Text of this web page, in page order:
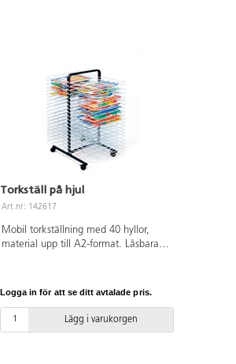
Torkställ på hjul
Art.nr: 142617
Mobil torkställning med 40 hyllor,
material upp till A2-format. Låsbara
Logga in för att se ditt avtalade pris.
Lägg i varukorgen